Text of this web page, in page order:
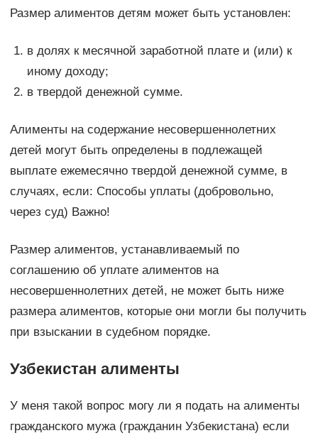
Размер алиментов детям может быть установлен:
в долях к месячной заработной плате и (или) к
иному доходу;
в твердой денежной сумме.
Алименты на содержание несовершеннолетних
детей могут быть определены в подлежащей
выплате ежемесячно твердой денежной сумме, в
случаях, если: Способы уплаты (добровольно,
через суд) Важно!
Размер алиментов, устанавливаемый по
соглашению об уплате алиментов на
несовершеннолетних детей, не может быть ниже
размера алиментов, которые они могли бы получить
при взыскании в судебном порядке.
Узбекистан алименты
У меня такой вопрос могу ли я подать на алименты
гражданского мужа (гражданин Узбекистана) если